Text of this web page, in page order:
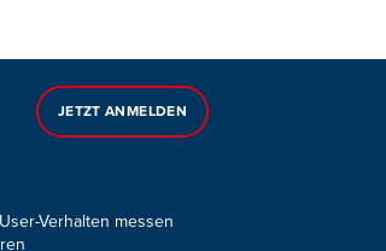
JETZT ANMELDEN
Verhalten messen